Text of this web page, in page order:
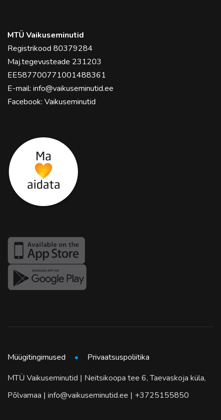
MTÜ Vaikuseminutid
Registrikood 80379284
Maj.tegevusteade 231203
EE587700771001488361
E-mail: info@vaikuseminutid.ee
Facebook: Vaikuseminutid
MTÜ Vaikuseminutid | Neitsikoopa tee 6, Taevaskoja küla,
Põlvamaa | info@vaikuseminutid.ee | +3725155850
Müügitingimused Privaatsuspoliitika